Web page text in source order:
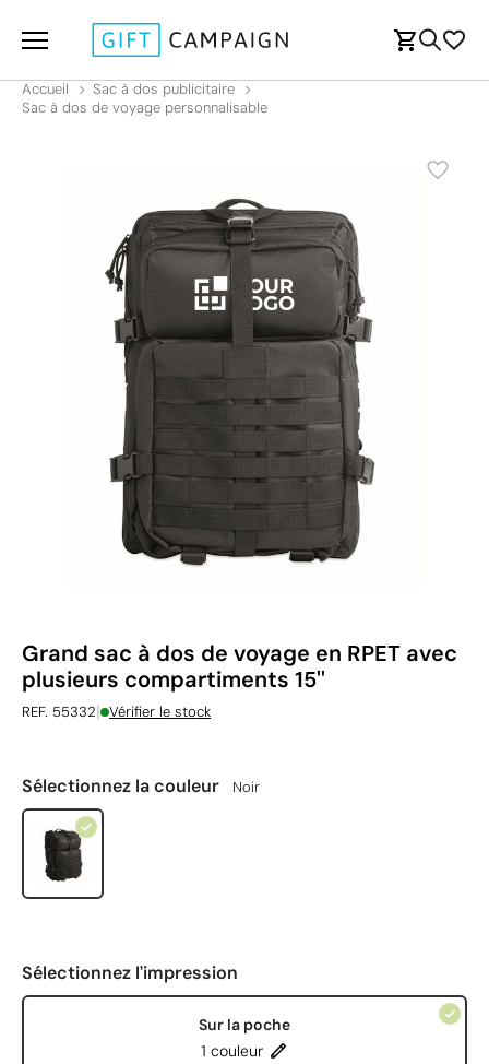
Accueil
Sac à dos publicitaire
Sac à dos de voyage personnalisable
Grand sac à dos de voyage en RPET avec
plusieurs compartiments 15''
REF. 55332| Vérifier le stock
Sélectionnez la couleur Noir
Sélectionnez l'impression
Sur la poche
1 couleur